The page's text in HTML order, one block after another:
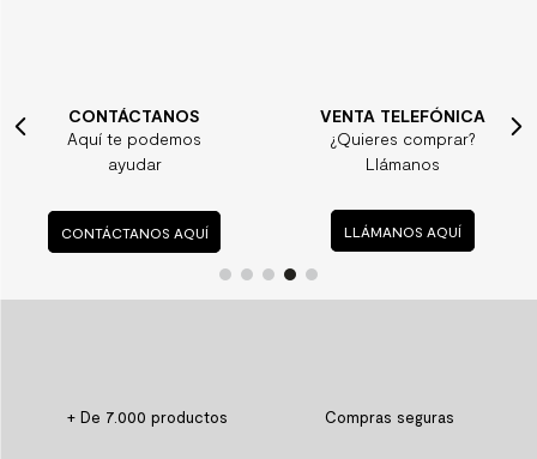
CONTÁCTANOS
Aquí te podemos
ayudar
CONTÁCTANOS AQUÍ
VENTA TELEFÓNICA
¿Quieres comprar?
Llámanos
LLÁMANOS AQUÍ
+ De 7.000 productos Compras seguras